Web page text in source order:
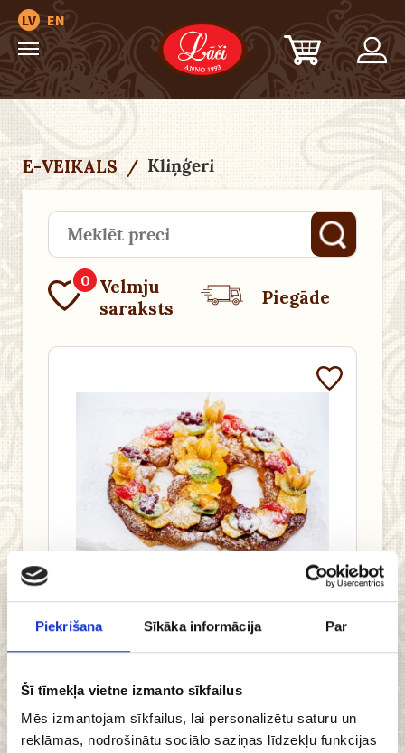
Piekrišana Sīkāka informācija Par
Šī tīmekļa vietne izmanto sīkfailus
Mēs izmantojam sīkfailus, lai personalizētu saturu un
reklāmas, nodrošinātu sociālo saziņas līdzekļu funkcijas
LV EN
E-VEIKALS / Kliņģeri
0 Velmju
saraksts
Piegāde
Pievienot
grozam